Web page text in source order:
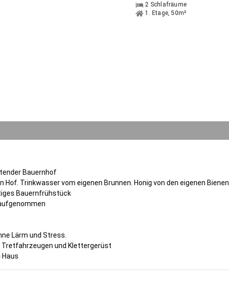
2 Schlafräume
1. Etage, 50m²
Bauernhof
Hof. Trinkwasser vom eigenen Brunnen. Honig von den eigenen Bienen
Bauernfrühstück
Lärm und Stress.
Tretfahrzeugen und Klettergerüst
Haus